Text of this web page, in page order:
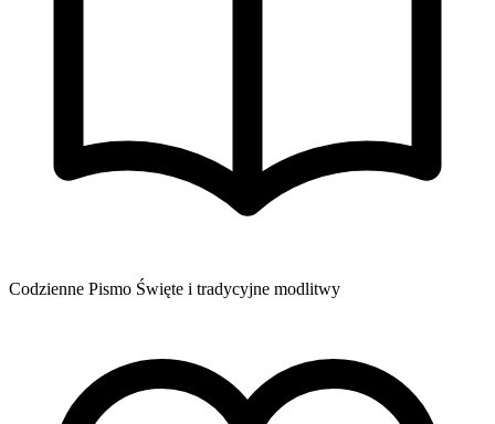
Codzienne Pismo Święte i tradycyjne modlitwy